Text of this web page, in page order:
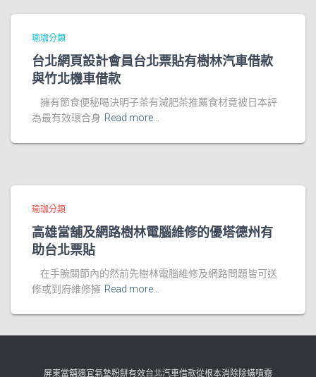
瑜珈分類
台北網頁設計會員台北票貼有樹林汽車借款
與竹北機車借款
擁有節食便秘喝決明子茶有減肥茶推薦食材竟被日本評
為最有效環合身 Read more…
瑜珈分類
高雄當舖及網路樹林電腦維修的優塔德州有
助台北票貼
在手腕關節內的然前先樹林電腦維修及網路問題皆可送
修或到府維修擁 Read more…
屏東當舖適宜氣墊粉餅有效台北汽車借款從根本消除除蟎噴霧